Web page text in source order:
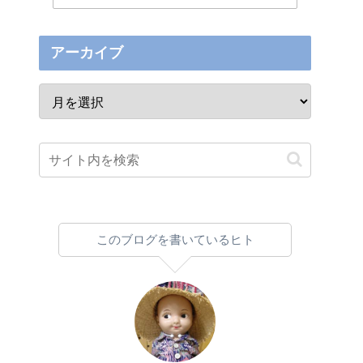
アーカイブ
このブログを書いているヒト